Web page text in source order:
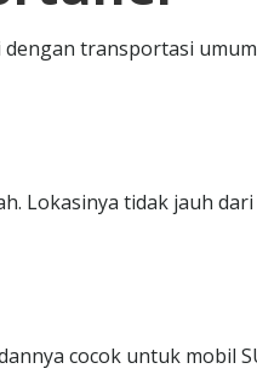
transportasi
Lokasinya tidak jauh
cocok untuk mobil